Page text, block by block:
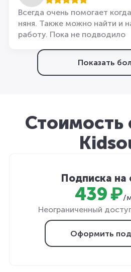
Всегда очень помогает
няня. Также можно найти и
работу. Пока не подводило
Показать
Стоимость
Подписка на
439 ₽/
Неограниченный
Оформить